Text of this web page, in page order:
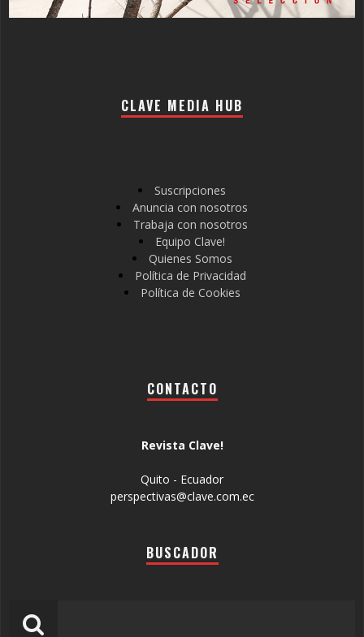
CLAVE MEDIA HUB
Suscripciones
Anuncia con nosotros
Trabaja con nosotros
Equipo Clave!
Quienes Somos
Política de Privacidad
Política de Cookies
CONTACTO
Revista Clave!
Quito - Ecuador
perspectivas@clave.com.ec
BUSCADOR